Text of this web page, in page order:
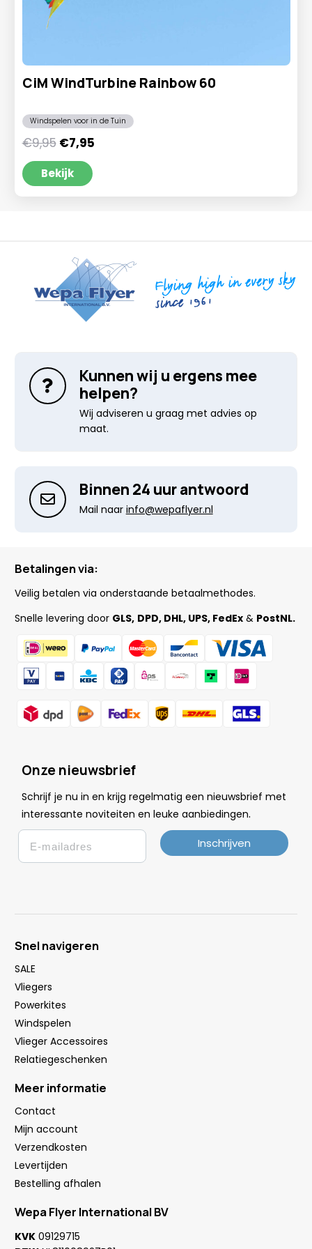
CiM WindTurbine Rainbow 60
Windspelen voor in de Tuin
€9,95 Oorspronkelijke
prijs
was:
€9,95.
€7,95Huidige
Bekijk
Kunnen wij u ergens mee
helpen?
Wij adviseren u graag met advies op
maat.
Binnen 24 uur antwoord
Mail naar info@wepaflyer.nl
Betalingen via:
Veilig betalen via onderstaande betaalmethodes.
Snelle levering door GLS, DPD, DHL, UPS, FedEx & PostNL.
Onze nieuwsbrief
Schrijf je nu in en krijg regelmatig een nieuwsbrief met
interessante noviteiten en leuke aanbiedingen.
Email
Inschrijven
Snel navigeren
SALE
Vliegers
Powerkites
Windspelen
Vlieger Accessoires
Relatiegeschenken
Meer informatie
Contact
Mijn account
Verzendkosten
Levertijden
Bestelling afhalen
Wepa Flyer International BV
KVK 09129715